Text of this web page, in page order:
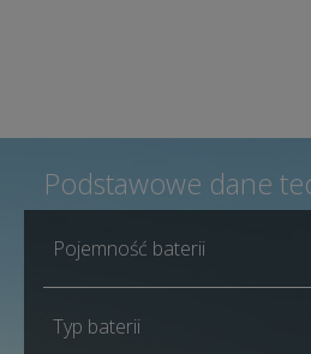
Podstawowe dane
Pojemność baterii
Typ baterii